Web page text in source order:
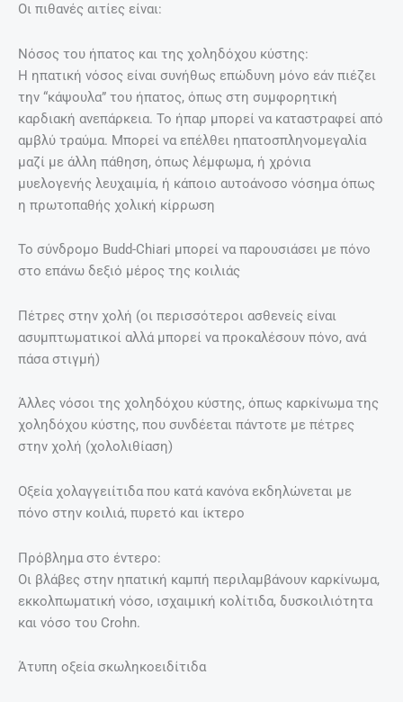
Οι πιθανές αιτίες είναι:
Νόσος του ήπατος και της χοληδόχου κύστης:
Η ηπατική νόσος είναι συνήθως επώδυνη μόνο εάν πιέζει
την “κάψουλα” του ήπατος, όπως στη συμφορητική
καρδιακή ανεπάρκεια. Το ήπαρ μπορεί να καταστραφεί από
αμβλύ τραύμα. Μπορεί να επέλθει ηπατοσπληνομεγαλία
μαζί με άλλη πάθηση, όπως λέμφωμα, ή χρόνια
μυελογενής λευχαιμία, ή κάποιο αυτοάνοσο νόσημα όπως
η πρωτοπαθής χολική κίρρωση
Το σύνδρομο Budd-Chiari μπορεί να παρουσιάσει με πόνο
στο επάνω δεξιό μέρος της κοιλιάς
Πέτρες στην χολή (οι περισσότεροι ασθενείς είναι
ασυμπτωματικοί αλλά μπορεί να προκαλέσουν πόνο, ανά
πάσα στιγμή)
Άλλες νόσοι της χοληδόχου κύστης, όπως καρκίνωμα της
χοληδόχου κύστης, που συνδέεται πάντοτε με πέτρες
στην χολή (χολολιθίαση)
Οξεία χολαγγειίτιδα που κατά κανόνα εκδηλώνεται με
πόνο στην κοιλιά, πυρετό και ίκτερο
Πρόβλημα στο έντερο:
Οι βλάβες στην ηπατική καμπή περιλαμβάνουν καρκίνωμα,
εκκολπωματική νόσο, ισχαιμική κολίτιδα, δυσκοιλιότητα
και νόσο του Crohn.
Άτυπη οξεία σκωληκοειδίτιδα